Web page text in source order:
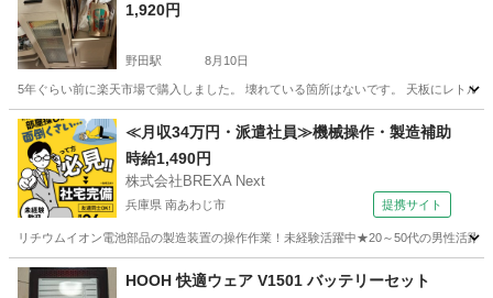
1,920円
野田駅 8月10日
5年ぐらい前に楽天市場で購入しました。 壊れている箇所はないです。 天板にレトル
大阪 大阪市 野田駅 収納家具 食器棚
≪月収34万円・派遣社員≫機械操作・製造補助
時給1,490円
株式会社BREXA Next
兵庫県 南あわじ市 提携サイト
リチウムイオン電池部品の製造装置の操作作業！未経験活躍中★20～50代の男性活
兵庫 南あわじ市 その他
HOOH 快適ウェア V1501 バッテリーセット